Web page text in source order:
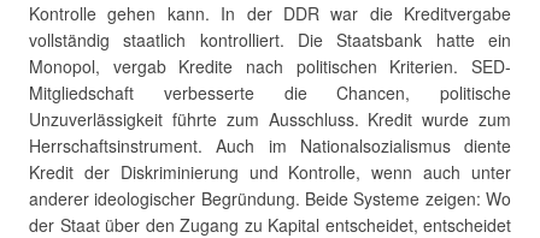
Kontrolle gehen kann. In der DDR war die Kreditvergabe
vollständig staatlich kontrolliert. Die Staatsbank hatte ein
Monopol, vergab Kredite nach politischen Kriterien. SED-
Mitgliedschaft verbesserte die Chancen, politische
Unzuverlässigkeit führte zum Ausschluss. Kredit wurde zum
Herrschaftsinstrument. Auch im Nationalsozialismus diente
Kredit der Diskriminierung und Kontrolle, wenn auch unter
anderer ideologischer Begründung. Beide Systeme zeigen: Wo
der Staat über den Zugang zu Kapital entscheidet, entscheidet